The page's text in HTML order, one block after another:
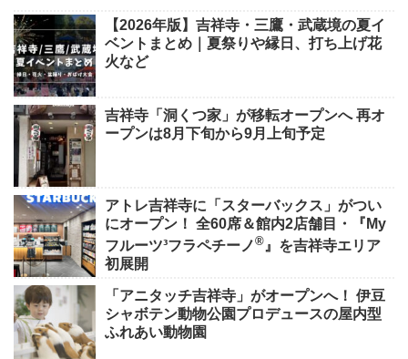
【2026年版】吉祥寺・三鷹・武蔵境の夏イ
ベントまとめ｜夏祭りや縁日、打ち上げ花
火など
吉祥寺「洞くつ家」が移転オープンへ 再オ
ープンは8月下旬から9月上旬予定
アトレ吉祥寺に「スターバックス」がつい
にオープン！ 全60席＆館内2店舗目・『My
フルーツ³フラペチーノ®』を吉祥寺エリア
初展開
「アニタッチ吉祥寺」がオープンへ！ 伊豆
シャボテン動物公園プロデュースの屋内型
ふれあい動物園